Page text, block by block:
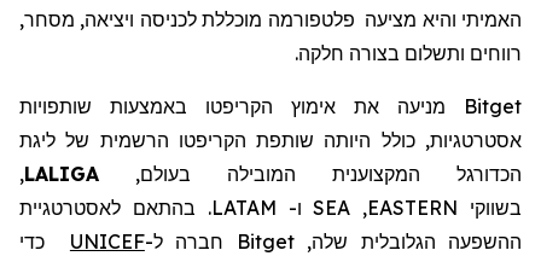
האמיתי והיא מציעה פלטפורמה מוכללת לכניסה ויציאה, מסחר,
רווחים ותשלום בצורה חלקה.
Bitget מניעה את אימוץ הקריפטו
באמצעות שותפויות
אסטרטגיות, כולל היותה שותפת הקריפטו הרשמית של ליגת
הכדורגל המקצוענית
המובילה בעולם, LALIGA
,
בשווקי EASTERN
,
SEA ו- LATAM
. בהתאם לאסטרטגיית
ההשפעה הגלובלית שלה, Bitget חברה ל-UNICEF
כדי